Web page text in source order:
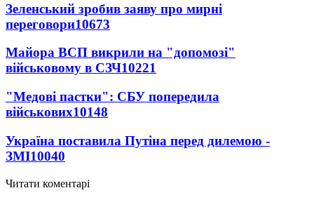
Зеленський зробив заяву про мирні
переговори10673
Майора ВСП викрили на "допомозі"
військовому в СЗЧ10221
"Медові пастки": СБУ попередила
військових10148
Україна поставила Путіна перед дилемою -
ЗМІ10040
Читати коментарі